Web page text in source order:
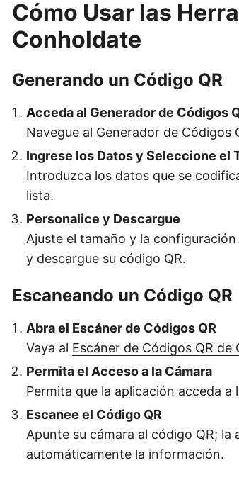
Cómo Usar las
Conholdate
Generando un Código QR
Acceda al Generador de Códigos
Navegue al Generador de Códigos
Ingrese los Datos y Seleccione el
Introduzca los datos que se
lista.
Personalice y Descargue
Ajuste el tamaño y la
y descargue su código QR.
Escaneando un Código QR
Abra el Escáner de Códigos QR
Vaya al Escáner de Códigos QR de
Permita el Acceso a la Cámara
Permita que la aplicación acceda a
Escanee el Código QR
Apunte su cámara al código QR;
automáticamente la información.